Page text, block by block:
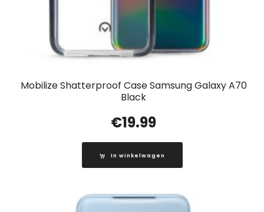
Mobilize Shatterproof Case Samsung Galaxy A70
Black
€19.99
In winkelwagen